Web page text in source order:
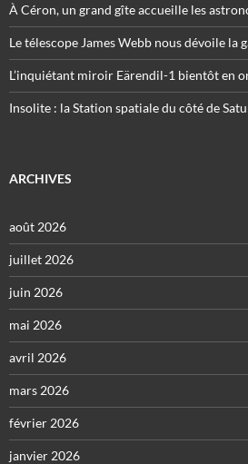
À Céron, un grand gîte accueille les
Le télescope James Webb nous dévoile la
L’inquiétant miroir Eärendil-1 bientôt en
Insolite : la Station spatiale du côté de
ARCHIVES
août 2026
juillet 2026
juin 2026
mai 2026
avril 2026
mars 2026
février 2026
janvier 2026